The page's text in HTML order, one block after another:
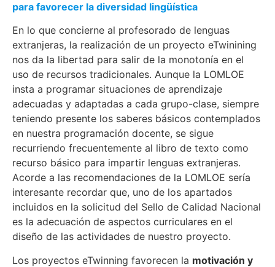
para favorecer la diversidad lingüística
En lo que concierne al profesorado de lenguas
extranjeras, la realización de un proyecto eTwinining
nos da la libertad para salir de la monotonía en el
uso de recursos tradicionales. Aunque la LOMLOE
insta a programar situaciones de aprendizaje
adecuadas y adaptadas a cada grupo-clase, siempre
teniendo presente los saberes básicos contemplados
en nuestra programación docente, se sigue
recurriendo frecuentemente al libro de texto como
recurso básico para impartir lenguas extranjeras.
Acorde a las recomendaciones de la LOMLOE sería
interesante recordar que, uno de los apartados
incluidos en la solicitud del Sello de Calidad Nacional
es la adecuación de aspectos curriculares en el
diseño de las actividades de nuestro proyecto.
Los proyectos eTwinning favorecen la motivación y